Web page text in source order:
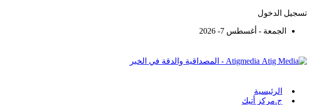
تسجيل الدخول
الجمعة - أغسطس 7- 2026
Atigmedia - المصداقية والدقة في الخبر
الرئيسية
ج.مركز أتيك